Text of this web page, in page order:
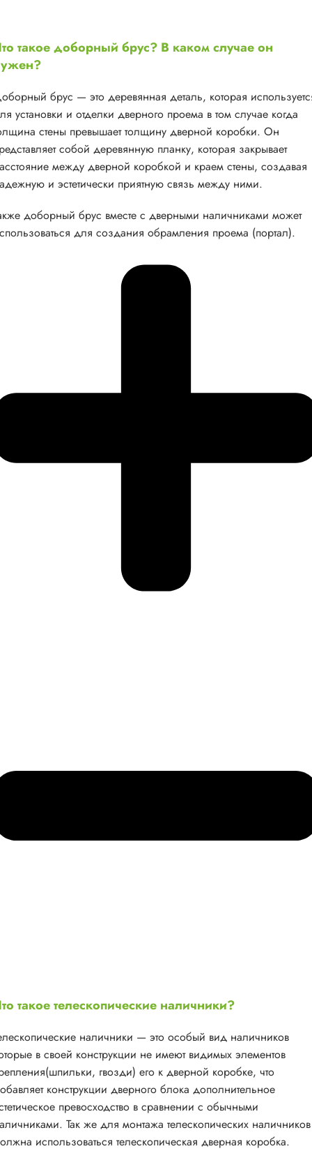
такое доборный брус? В каком случае он
брус — это деревянная деталь, которая
установки и отделки дверного проема в том случае когда
стены превышает толщину дверной коробки. Он
собой деревянную планку, которая закрывает
между дверной коробкой и краем стены, создавая
и эстетически приятную связь между ними.
доборный брус вместе с дверными наличниками может
для создания обрамления проема (портал).
такое телескопические наличники?
наличники — это особый вид наличников
в своей конструкции не имеют видимых элементов
гвозди) его к дверной коробке, что
конструкции дверного блока дополнительное
превосходство в сравнении с обычными
Так же для монтажа телескопических наличников
использоваться телескопическая дверная коробка.